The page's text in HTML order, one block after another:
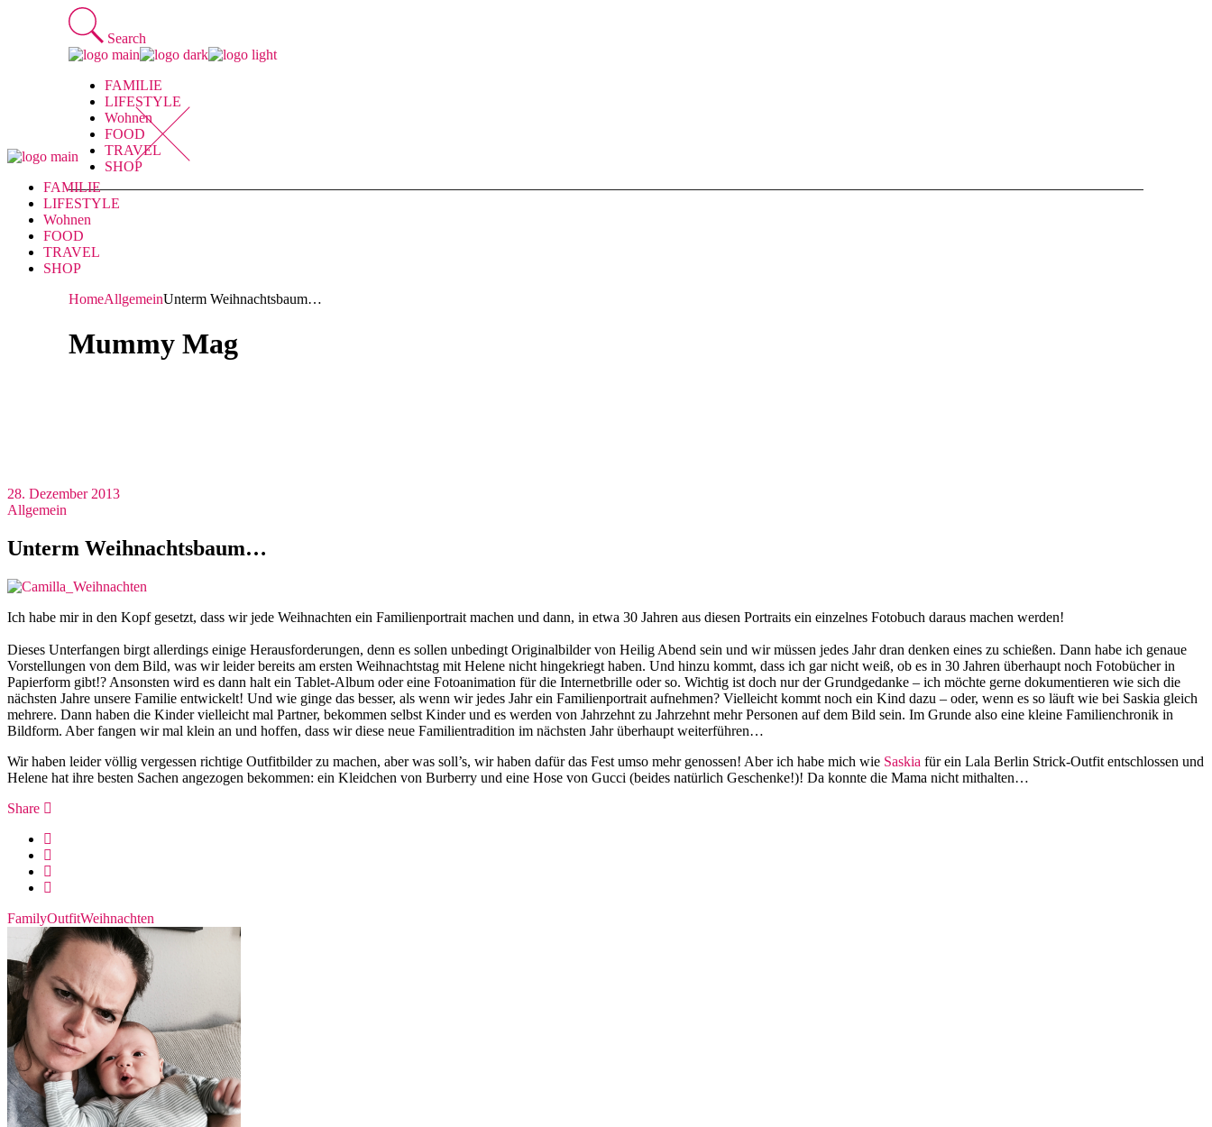
Search
FAMILIE
LIFESTYLE
Wohnen
FOOD
TRAVEL
SHOP
FAMILIE
LIFESTYLE
Wohnen
FOOD
TRAVEL
SHOP
HomeAllgemeinUnterm Weihnachtsbaum…
Mummy Mag
28. Dezember 2013
Allgemein
Unterm Weihnachtsbaum…
Ich habe mir in den Kopf gesetzt, dass wir jede Weihnachten ein Familienportrait machen und dann, in etwa 30 Jahren aus diesen Portraits ein einzelnes Fotobuch daraus machen werden!
Dieses Unterfangen birgt allerdings einige Herausforderungen, denn es sollen unbedingt Originalbilder von Heilig Abend sein und wir müssen jedes Jahr dran denken eines zu schießen. Dann habe ich genaue
Vorstellungen von dem Bild, was wir leider bereits am ersten Weihnachtstag mit Helene nicht hingekriegt haben. Und hinzu kommt, dass ich gar nicht weiß, ob es in 30 Jahren überhaupt noch Fotobücher in
Papierform gibt!? Ansonsten wird es dann halt ein Tablet-Album oder eine Fotoanimation für die Internetbrille oder so. Wichtig ist doch nur der Grundgedanke – ich möchte gerne dokumentieren wie sich die
nächsten Jahre unsere Familie entwickelt! Und wie ginge das besser, als wenn wir jedes Jahr ein Familienportrait aufnehmen? Vielleicht kommt noch ein Kind dazu – oder, wenn es so läuft wie bei Saskia gleich
mehrere. Dann haben die Kinder vielleicht mal Partner, bekommen selbst Kinder und es werden von Jahrzehnt zu Jahrzehnt mehr Personen auf dem Bild sein. Im Grunde also eine kleine Familienchronik in
Bildform. Aber fangen wir mal klein an und hoffen, dass wir diese neue Familientradition im nächsten Jahr überhaupt weiterführen…
Wir haben leider völlig vergessen richtige Outfitbilder zu machen, aber was soll’s, wir haben dafür das Fest umso mehr genossen! Aber ich habe mich wie Saskia für ein Lala Berlin Strick-Outfit entschlossen und
Helene hat ihre besten Sachen angezogen bekommen: ein Kleidchen von Burberry und eine Hose von Gucci (beides natürlich Geschenke!)! Da konnte die Mama nicht mithalten…
Share
FamilyOutfitWeihnachten